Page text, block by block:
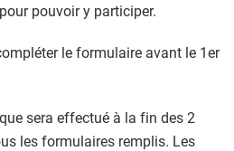
pouvoir y participer.
le formulaire avant le 1er
sera effectué à la fin des 2
les formulaires remplis. Les